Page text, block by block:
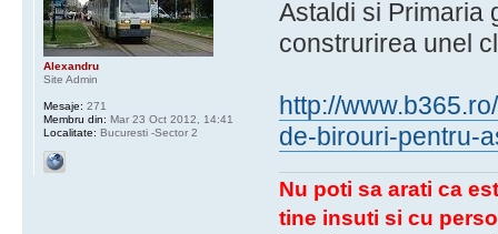
Astaldi si Primaria
construrirea unel
http://
de-birouri-pentru-
Nu poti sa arati ca
tine insuti si cu
Alexandru
Site Admin
Mesaje: 271
Membru din: Mar 23 Oct 2012, 14:41
Localitate: Bucuresti -Sector 2